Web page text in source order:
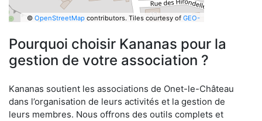
© OpenStreetMapcontributors. Tiles courtesy of GEO-
Pourquoi choisir Kananas pour la
gestion de votre association ?
Kananas soutient les associations de Onet-le-Château
dans l’organisation de leurs activités et la gestion de
leurs membres. Nous offrons des outils complets et